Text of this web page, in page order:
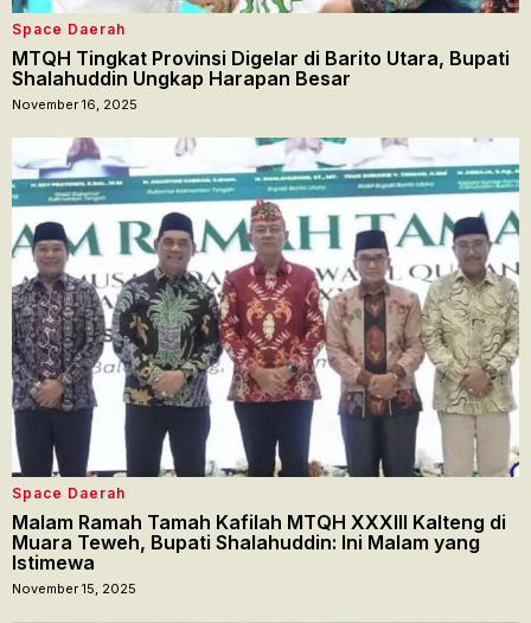
Space Daerah
MTQH Tingkat Provinsi Digelar di Barito Utara, Bupati
Shalahuddin Ungkap Harapan Besar
November 16, 2025
Space Daerah
Malam Ramah Tamah Kafilah MTQH XXXIII Kalteng di
Muara Teweh, Bupati Shalahuddin: Ini Malam yang
Istimewa
November 15, 2025